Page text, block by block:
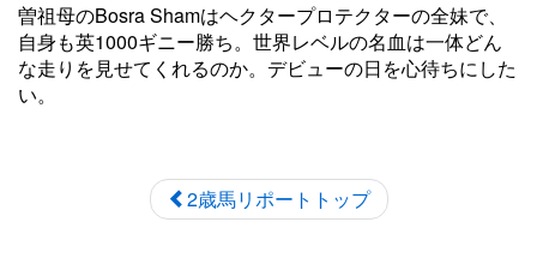
曽祖母のBosra Shamはヘクタープロテクターの全妹で、
自身も英1000ギニー勝ち。世界レベルの名血は一体どん
な走りを見せてくれるのか。デビューの日を心待ちにした
い。
2歳馬リポートトップ